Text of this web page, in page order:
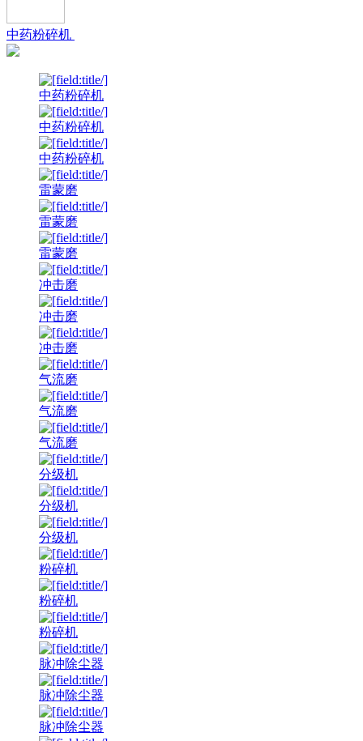
中药粉碎机
中药粉碎机
中药粉碎机
中药粉碎机
雷蒙磨
雷蒙磨
雷蒙磨
冲击磨
冲击磨
冲击磨
气流磨
气流磨
气流磨
分级机
分级机
分级机
粉碎机
粉碎机
粉碎机
脉冲除尘器
脉冲除尘器
脉冲除尘器